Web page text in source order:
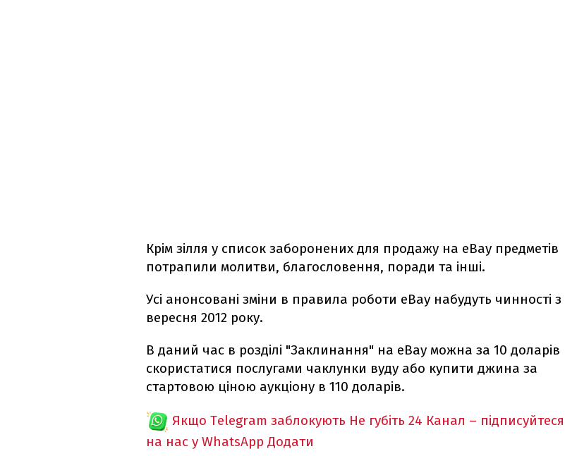
Крім зілля у список заборонених для продажу на eBay предметів
потрапили молитви, благословення, поради та інші.
Усі анонсовані зміни в правила роботи eBay набудуть чинності з
вересня 2012 року.
В даний час в розділі "Заклинання" на eBay можна за 10 доларів
скористатися послугами чаклунки вуду або купити джина за
стартовою ціною аукціону в 110 доларів.
Якщо Telegram заблокують Не губіть 24 Канал – підписуйтеся
на нас у WhatsApp Додати